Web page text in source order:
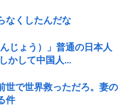
なくしたんだな
じょう）」普通の日本人
かして中国人...
世で世界救っただろ。妻の
件